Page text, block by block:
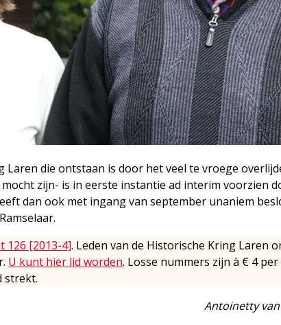
Laren die ontstaan is door het veel te vroege
zijn- is in eerste instantie ad interim voorzien
dan ook met ingang van september unaniem
126 [2013-4]. Leden van de Historische Kring Laren
U kunt hier lid worden. Losse nummers zijn à € 4
strekt.
Antoinetty